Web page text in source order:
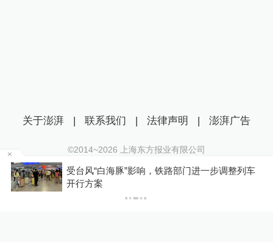
受台风“白海豚”影响，铁路部门进一步调整列车
开行方案
关于澎湃 | 联系我们 | 法律声明 | 澎湃广告
©2014~2026 上海东方报业有限公司
沪ICP证：沪B2-20170116 | 沪ICP备14003370号
互联网新闻信息服务许可证：31120170006
沪公网安备 31010602000299号